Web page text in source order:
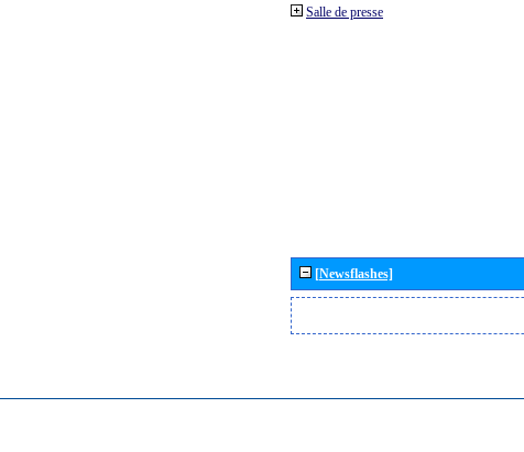
Salle de presse
[Newsflashes]